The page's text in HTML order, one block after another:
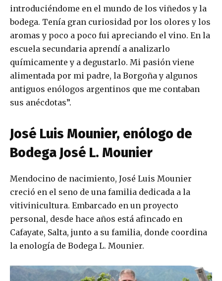
introduciéndome en el mundo de los viñedos y la
bodega. Tenía gran curiosidad por los olores y los
aromas y poco a poco fui apreciando el vino. En la
escuela secundaria aprendí a analizarlo
químicamente y a degustarlo. Mi pasión viene
alimentada por mi padre, la Borgoña y algunos
antiguos enólogos argentinos que me contaban
sus anécdotas”.
José Luis Mounier, enólogo de
Bodega José L. Mounier
Mendocino de nacimiento, José Luis Mounier
creció en el seno de una familia dedicada a la
vitivinicultura. Embarcado en un proyecto
personal, desde hace años está afincado en
Cafayate, Salta, junto a su familia, donde coordina
la enología de Bodega L. Mounier.